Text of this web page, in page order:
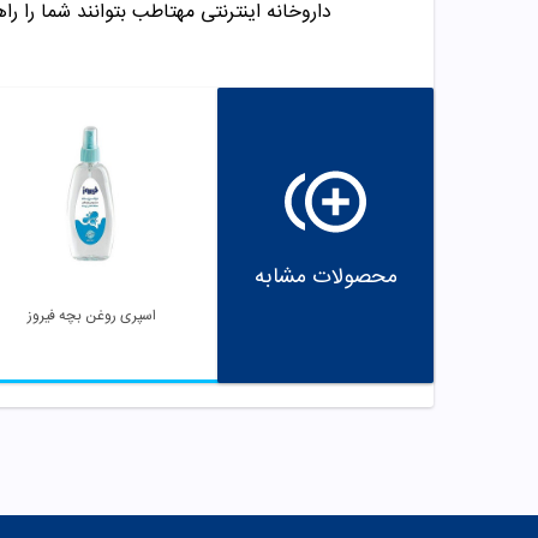
داروخانه اینترنتی مهتاطب بتوانند شما را
محصولات مشابه
اسپری روغن بچه فیروز